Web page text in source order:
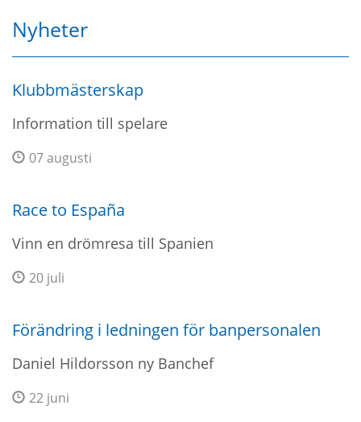
Nyheter
Klubbmästerskap
Information till spelare
07 augusti
Race to España
Vinn en drömresa till Spanien
20 juli
Förändring i ledningen för banpersonalen
Daniel Hildorsson ny Banchef
22 juni